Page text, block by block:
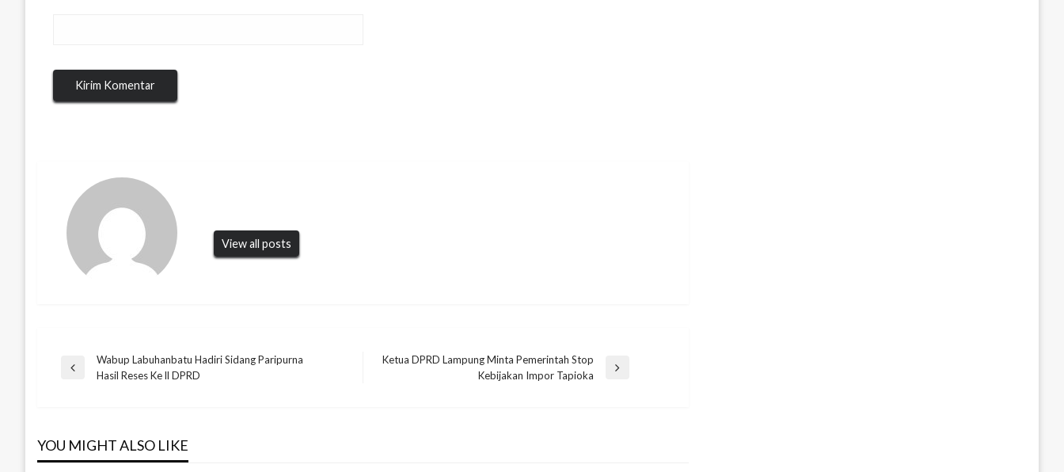
View all posts
Navigasi
Previous
Wabup Labuhanbatu Hadiri Sidang Paripurna
Hasil Reses Ke ll DPRD
Ketua DPRD Lampung Minta Pemerintah Stop
Kebijakan Impor Tapioka
YOU MIGHT ALSO LIKE